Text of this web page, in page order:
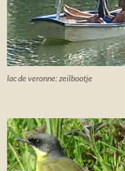
lac de veronne: zeilbootje